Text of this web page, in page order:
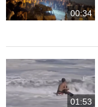
00:34
01:53